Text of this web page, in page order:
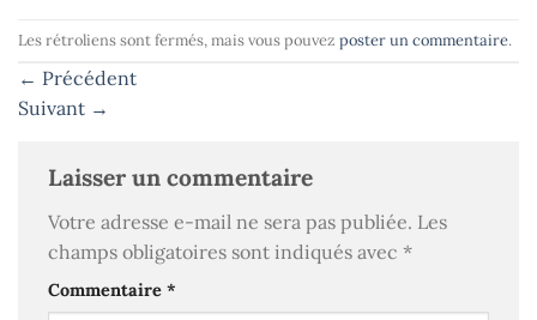
Les rétroliens sont fermés, mais vous pouvez poster un commentaire.
← Précédent
Suivant →
Laisser un commentaire
Votre adresse e-mail ne sera pas publiée. Les
champs obligatoires sont indiqués avec *
Commentaire *